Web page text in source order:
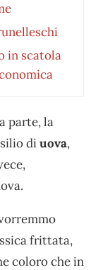
in scatola
parte, la
diuova,
frittata,
coloro che in